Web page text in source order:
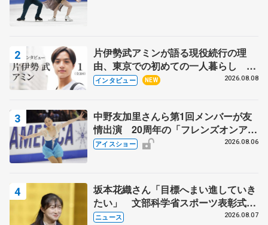
片伊勢武アミンが語る現役続行の理
由、東京での初めての一人暮らし 注
目スケーターの「今」に迫る
インタビュー NEW 2026.08.08
中野友加里さんら第1回メンバーが友
情出演 20周年の「フレンズオンアイ
ス」 宮本賢二さん、有川梨絵さん、
アイスショー 2026.08.06
坂本花織さん「目標へまい進していき
たい」 文部科学省スポーツ表彰式で
代表謝辞
ニュース 2026.08.07